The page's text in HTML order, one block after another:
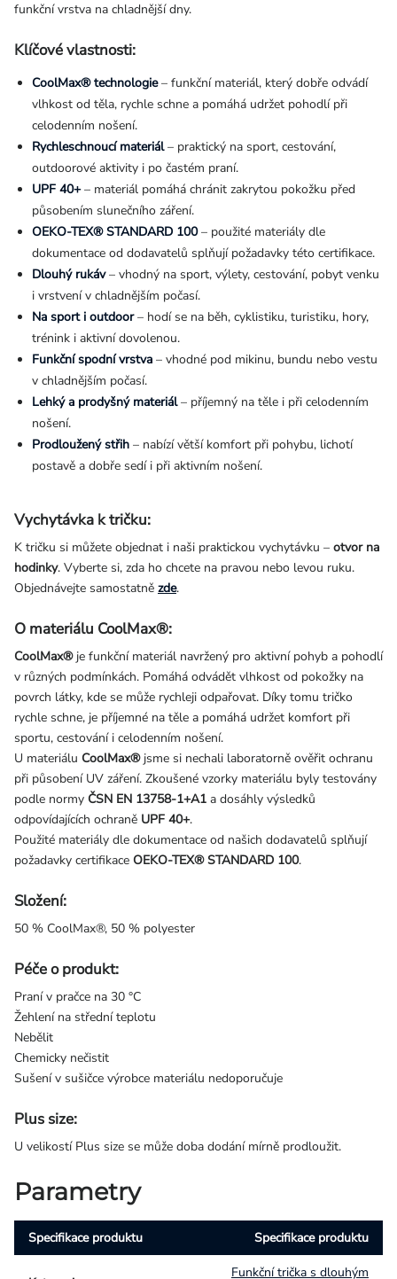
funkční vrstva na chladnější dny.
Klíčové vlastnosti:
CoolMax® technologie– funkční materiál, který dobře odvádí
vlhkost od těla, rychle schne a pomáhá udržet pohodlí při
celodenním nošení.
Rychleschnoucí materiál– praktický na sport, cestování,
outdoorové aktivity i po častém praní.
UPF 40+– materiál pomáhá chránit zakrytou pokožku před
působením slunečního záření.
OEKO-TEX® STANDARD 100– použité materiály dle
dokumentace od dodavatelů splňují požadavky této certifikace.
Dlouhý rukáv– vhodný na sport, výlety, cestování, pobyt venku
i vrstvení v chladnějším počasí.
Na sport i outdoor– hodí se na běh, cyklistiku, turistiku, hory,
trénink i aktivní dovolenou.
Funkční spodní vrstva – vhodné pod mikinu, bundu nebo vestu
v chladnějším počasí.
Lehký a prodyšný materiál– příjemný na těle i při celodenním
nošení.
Prodloužený střih – nabízí větší komfort při pohybu, lichotí
postavě a dobře sedí i při aktivním nošení.
Vychytávka k tričku:
K tričku si můžete objednat i naši praktickou vychytávku – otvor na
hodinky. Vyberte si, zda ho chcete na pravou nebo levou ruku.
Objednávejte samostatně zde.
O materiálu CoolMax®:
CoolMax®je funkční materiál navržený pro aktivní pohyb a pohodlí
v různých podmínkách. Pomáhá odvádět vlhkost od pokožky na
povrch látky, kde se může rychleji odpařovat. Díky tomu tričko
rychle schne, je příjemné na těle a pomáhá udržet komfort při
sportu, cestování i celodenním nošení.
U materiálu CoolMax®jsme si nechali laboratorně ověřit ochranu
při působení UV záření. Zkoušené vzorky materiálu byly testovány
podle normy ČSN EN 13758-1+A1 a dosáhly výsledků
odpovídajících ochraně UPF 40+.
Použité materiály dle dokumentace od našich dodavatelů splňují
požadavky certifikace OEKO-TEX® STANDARD 100.
Složení:
50 % CoolMax®, 50 % polyester
Péče o produkt:
Praní v pračce na 30 °C
Žehlení na střední teplotu
Nebělit
Chemicky nečistit
Sušení v sušičce výrobce materiálu nedoporučuje
Plus size:
U velikostí Plus size se může doba dodání mírně prodloužit.
Parametry
Specifikace produktu Specifikace produktu
Funkční trička s dlouhým